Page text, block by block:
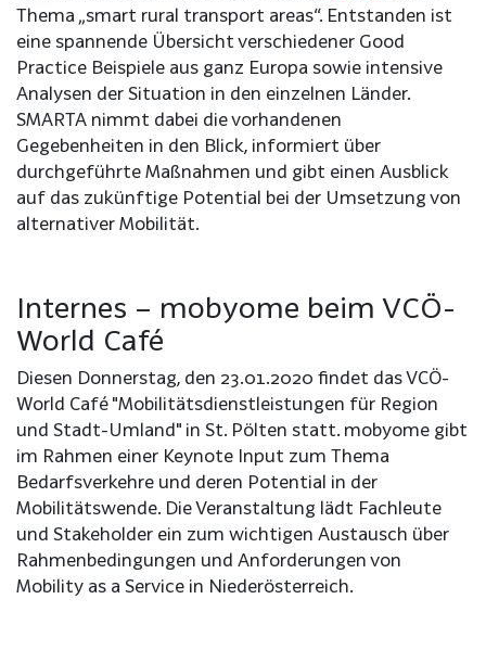
Thema „smart rural transport areas“. Entstanden ist
eine spannende Übersicht verschiedener Good
Practice Beispiele aus ganz Europa sowie intensive
Analysen der Situation in den einzelnen Länder.
SMARTA nimmt dabei die vorhandenen
Gegebenheiten in den Blick, informiert über
durchgeführte Maßnahmen und gibt einen Ausblick
auf das zukünftige Potential bei der Umsetzung von
alternativer Mobilität.
Internes – mobyome beim VCÖ-
World Café
Diesen Donnerstag, den 23.01.2020 findet das VCÖ-
World Café "Mobilitätsdienstleistungen für Region
und Stadt-Umland" in St. Pölten statt. mobyome gibt
im Rahmen einer Keynote Input zum Thema
Bedarfsverkehre und deren Potential in der
Mobilitätswende. Die Veranstaltung lädt Fachleute
und Stakeholder ein zum wichtigen Austausch über
Rahmenbedingungen und Anforderungen von
Mobility as a Service in Niederösterreich.